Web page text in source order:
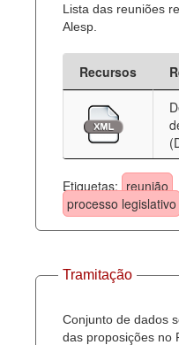
Lista das reuniões
Alesp.
Recursos
Etiquetas: reunião
processo legislativo
Tramitação
Conjunto de dados
das proposições no